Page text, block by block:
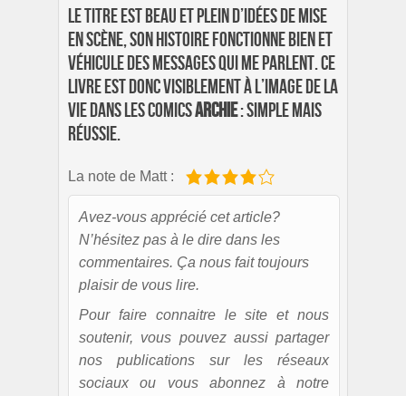
Le titre est beau et plein d’idées de mise
en scène, son histoire fonctionne bien et
véhicule des messages qui me parlent. Ce
livre est donc visiblement à l’image de la
vie dans les comicsArchie: simple mais
réussie.
La note de Matt :
Avez-vous apprécié cet article?
N’hésitez pas à le dire dans les
commentaires. Ça nous fait toujours
plaisir de vous lire.
Pour faire connaitre le site et nous
soutenir, vous pouvez aussi partager
nos publications sur les réseaux
sociaux ou vous abonnez à notre